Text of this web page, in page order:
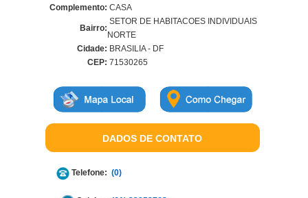
Complemento: CASA
Bairro:
SETOR DE HABITACOES INDIVIDUAIS
NORTE
Cidade: BRASILIA - DF
CEP: 71530265
DADOS DE CONTATO
Telefone: (0)